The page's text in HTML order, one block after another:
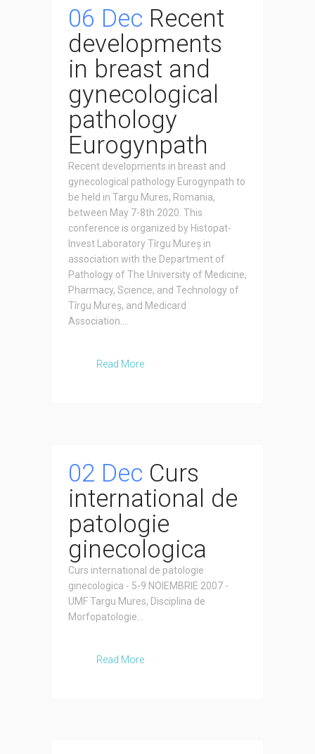
06 Dec Recent
developments
in breast and
gynecological
pathology
Eurogynpath
Recent developments in breast and
gynecological pathology Eurogynpath to
be held in Targu Mures, Romania,
between May 7-8th 2020. This
conference is organized by Histopat-
Invest Laboratory Tîrgu Mureș in
association with the Department of
Pathology of The University of Medicine,
Pharmacy, Science, and Technology of
Tîrgu Mureș, and Medicard
Association....
Read More
02 Dec Curs
international de
patologie
ginecologica
Curs international de patologie
ginecologica - 5-9 NOIEMBRIE 2007 -
UMF Targu Mures, Disciplina de
Morfopatologie...
Read More